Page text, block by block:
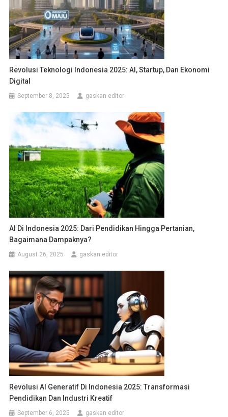
Revolusi Teknologi Indonesia 2025: AI, Startup, Dan Ekonomi
Digital
September 8, 2025 gaskan editor
AI Di Indonesia 2025: Dari Pendidikan Hingga Pertanian,
Bagaimana Dampaknya?
August 26, 2025 gaskan editor
Revolusi AI Generatif Di Indonesia 2025: Transformasi
Pendidikan Dan Industri Kreatif
September 6, 2025 gaskan editor